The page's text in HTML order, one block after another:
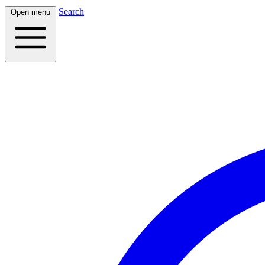
Open menu Search